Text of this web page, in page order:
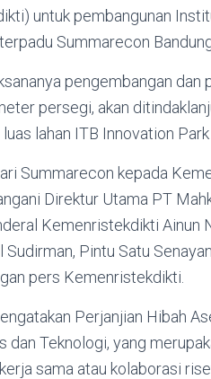
untuk pembangunan
Summarecon
pengembangan
persegi, akan
lahan ITB Innovation
Summarecon kepada
Direktur Utama PT
Kemenristekdikti Ainun
Sudirman, Pintu Satu
pers Kemenristekdikti.
Perjanjian Hibah
dan Teknologi, yang
sama atau kolaborasi